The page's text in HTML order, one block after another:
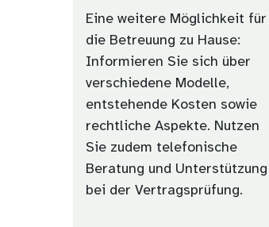
Eine weitere Möglichkeit für
die Betreuung zu Hause:
Informieren Sie sich über
verschiedene Modelle,
entstehende Kosten sowie
rechtliche Aspekte. Nutzen
Sie zudem telefonische
Beratung und Unterstützung
bei der Vertragsprüfung.